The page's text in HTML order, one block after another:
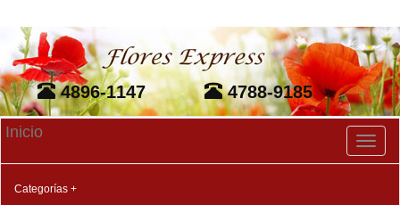
4896-1147 4788-9185
Inicio
Categorías +